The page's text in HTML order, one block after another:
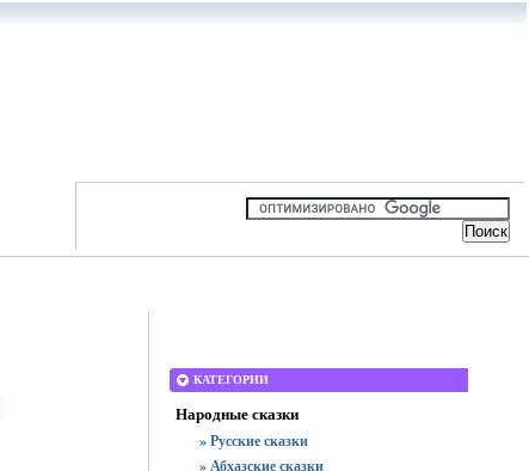
КАТЕГОРИИ
Народные сказки
» Русские сказки
» Абхазские сказки